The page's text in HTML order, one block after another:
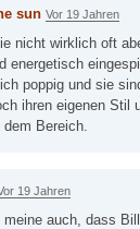
sun Vor 19 Jahren
nicht wirklich oft
energetisch
poppig und sie
ihren eigenen Stil
Bereich.
19 Jahren
auch, dass